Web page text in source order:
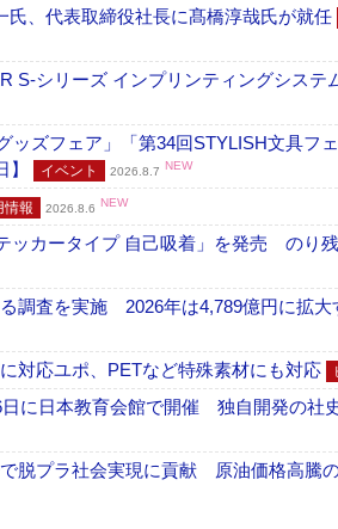
、代表取締役社長に髙橋淳哉氏が就任
S-シリーズ インプリンティングシス
ズフェア」「第34回STYLISH文具フ
】
イベント 2026.8.7 NEW
情報 2026.8.6 NEW
カータイプ 自己吸着」を発売 のり
調査を実施 2026年は4,789億円に拡大
対応ユポ、PETなど特殊素材にも対応
に日本教育会館で開催 独自開発の社
脱プラ社会実現に貢献 原油価格高騰